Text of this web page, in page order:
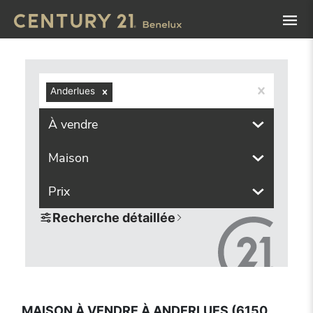
Anderlues
À vendre
Maison
Prix
Recherche détaillée